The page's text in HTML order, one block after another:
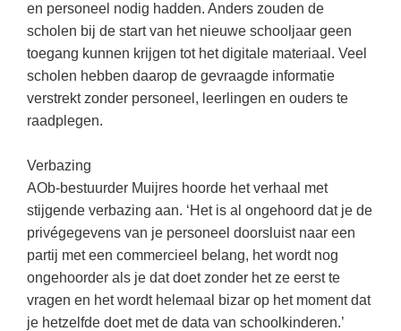
April 2026
Rotterdam (42)
Den Haag(34)
Almere
Zoetermeer(13)
Eindhoven(13)
Amersfoort(11)
Lelystad(10)
Geschiedenis
Handelswetenschappen
Klassieke Talen
Levensbeschouwing
Maatschappijleer
Muziek
Natuurkunde
Nederlands
Taalzee: adaptief oefenen en toetsen
Theater als middel voor het aanleren van
sociale vaardigheden
Lesmateriaal gebaseerd op
(hersen)onderzoek
LEERMETHODEN
Examentraining
Geschiedenis
en personeel nodig hadden. Anders zouden de
scholen bij de start van het nieuwe schooljaar geen
toegang kunnen krijgen tot het digitale materiaal. Veel
scholen hebben daarop de gevraagde informatie
verstrekt zonder personeel, leerlingen en ouders te
raadplegen.
Verbazing
AOb-bestuurder Muijres hoorde het verhaal met
stijgende verbazing aan. ‘Het is al ongehoord dat je de
privégegevens van je personeel doorsluist naar een
partij met een commercieel belang, het wordt nog
ongehoorder als je dat doet zonder het ze eerst te
vragen en het wordt helemaal bizar op het moment dat
je hetzelfde doet met de data van schoolkinderen.’